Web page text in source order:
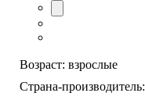
Возраст: взрослые
Страна-производитель: